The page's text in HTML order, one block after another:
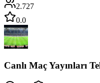
2.727
0.0
Canlı Maç Yayınları